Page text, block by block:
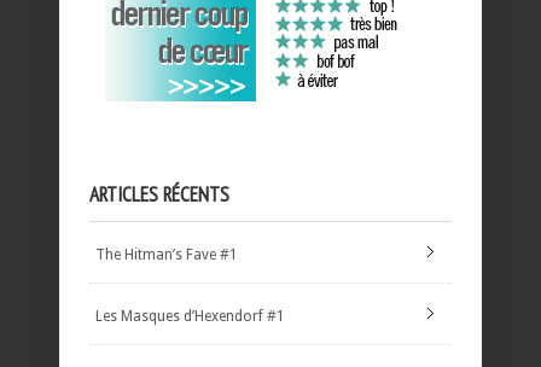
ARTICLES RÉCENTS
The Hitman’s Fave #1
Les Masques d’Hexendorf #1